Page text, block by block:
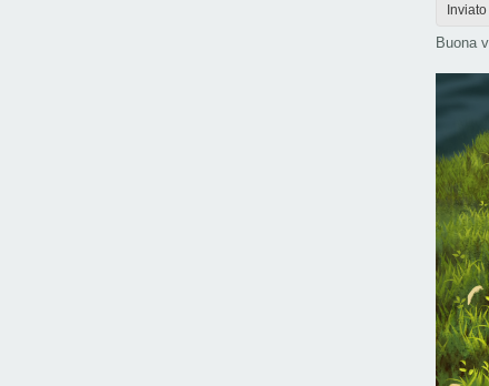
Inviato
Buona